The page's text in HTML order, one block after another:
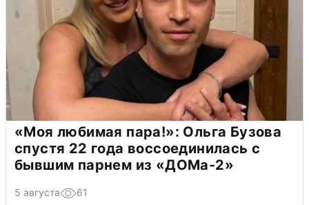
«Моя любимая пара!»: Ольга Бузова
спустя 22 года воссоединилась с
бывшим парнем из «ДОМа-2»
5 августа 61